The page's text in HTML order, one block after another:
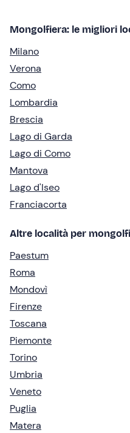
Mongolfiera: le migliori
Milano
Verona
Como
Lombardia
Brescia
Lago di Garda
Lago di Como
Mantova
Lago d'Iseo
Franciacorta
Altre località per
Paestum
Roma
Mondovì
Firenze
Toscana
Piemonte
Torino
Umbria
Veneto
Puglia
Matera